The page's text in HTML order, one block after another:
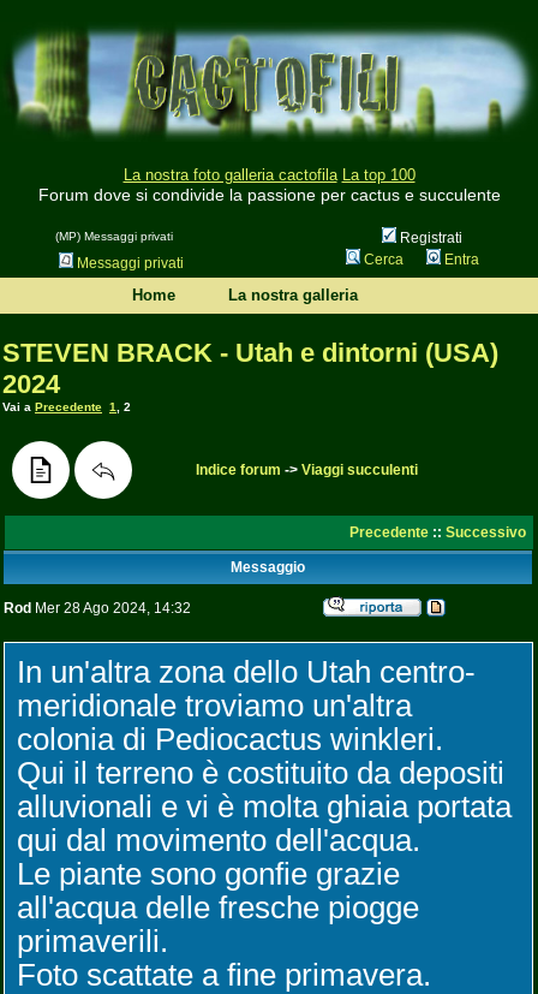
La nostra foto galleria cactofila La top 100
Forum dove si condivide la passione per cactus e succulente
(MP) Messaggi privati
Registrati
Messaggi privati
Cerca Entra
Home La nostra galleria
STEVEN BRACK - Utah e dintorni (USA)
2024
Vai a Precedente 1 2
Indice forum -> Viaggi succulenti
Precedente :: Successivo
Messaggio
Rod Mer 28 Ago 2024, 14:32
In un'altra zona dello Utah centro-
meridionale troviamo un'altra
colonia di Pediocactus winkleri.
Qui il terreno è costituito da depositi
alluvionali e vi è molta ghiaia portata
qui dal movimento dell'acqua.
Le piante sono gonfie grazie
all'acqua delle fresche piogge
primaverili.
Foto scattate a fine primavera.